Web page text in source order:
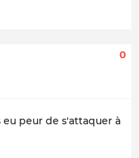
0
peur de s'attaquer à